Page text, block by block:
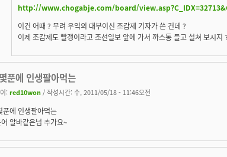
http://www.chogabje.com/board/
이건 어때 ? 무려 우익의 대부이신 조갑제 기자가 쓴 건데 ?
이제 조갑제도 빨갱이라고 조선일보 앞에 가서 까스통 들고 설쳐 보시지 ?
푼에 인생팔아먹는
: red10won / 작성시간: 수, 2011/05/18 - 11:46오전
푼에 인생팔아먹는
알바같은넘 추가요~